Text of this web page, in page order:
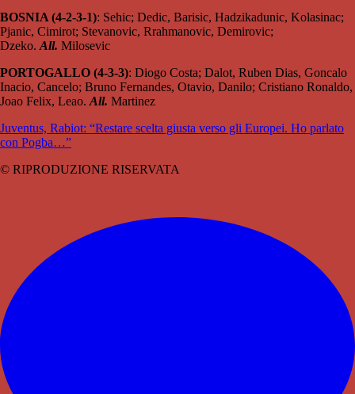
BOSNIA (4-2-3-1): Sehic; Dedic, Barisic, Hadzikadunic, Kolasinac;
Pjanic, Cimirot; Stevanovic, Rrahmanovic, Demirovic;
Dzeko.All. Milosevic
PORTOGALLO (4-3-3): Diogo Costa; Dalot, Ruben Dias, Goncalo
Inacio, Cancelo; Bruno Fernandes, Otavio, Danilo; Cristiano Ronaldo,
Joao Felix, Leao.All. Martinez
Juventus, Rabiot: “Restare scelta giusta verso gli Europei. Ho parlato
con Pogba…”
© RIPRODUZIONE RISERVATA